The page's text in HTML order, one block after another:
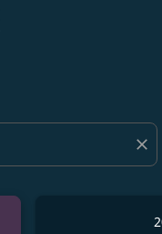
close